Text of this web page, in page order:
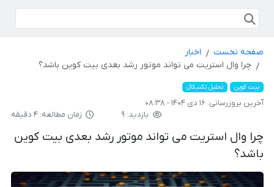
صفحه نخست
اخبار
چرا وال استریت می تواند موتور رشد بعدی بیت کوین باشد؟
بیت کوین تحلیل تکنیکال
آخرین بروزرسانی: ۱۶ دی ۱۴۰۴ - ۰۸:۳۸
بازدید: ۹
زمان مطالعه: ۴ دقیقه
چرا وال استریت می تواند موتور رشد بعدی بیت کوین
باشد؟